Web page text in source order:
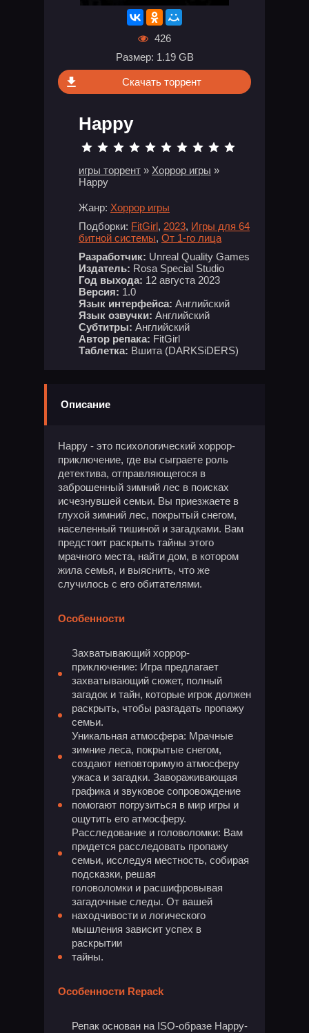
426
Размер: 1.19 GB
Скачать торрент
Happy
игры торрент » Хоррор игры »
Happy
Жанр: Хоррор игры
Подборки: FitGirl, 2023, Игры для 64
битной системы, От 1-го лица
Разработчик: Unreal Quality Games
Издатель: Rosa Special Studio
Год выхода: 12 августа 2023
Версия: 1.0
Язык интерфейса: Английский
Язык озвучки: Английский
Субтитры: Английский
Автор репака: FitGirl
Таблетка: Вшита (DARKSiDERS)
Описание
Happy - это психологический хоррор-
приключение, где вы сыграете роль
детектива, отправляющегося в
заброшенный зимний лес в поисках
исчезнувшей семьи. Вы приезжаете в
глухой зимний лес, покрытый снегом,
населенный тишиной и загадками. Вам
предстоит раскрыть тайны этого
мрачного места, найти дом, в котором
жила семья, и выяснить, что же
случилось с его обитателями.
Особенности
Захватывающий хоррор-
приключение: Игра предлагает
захватывающий сюжет, полный
загадок и тайн, которые игрок должен
раскрыть, чтобы разгадать пропажу
семьи.
Уникальная атмосфера: Мрачные
зимние леса, покрытые снегом,
создают неповторимую атмосферу
ужаса и загадки. Завораживающая
графика и звуковое сопровождение
помогают погрузиться в мир игры и
ощутить его атмосферу.
Расследование и головоломки: Вам
придется расследовать пропажу
семьи, исследуя местность, собирая
подсказки, решая
головоломки и расшифровывая
загадочные следы. От вашей
находчивости и логического
мышления зависит успех в
раскрытии
тайны.
Особенности Repack
Репак основан на ISO-образе Happy-